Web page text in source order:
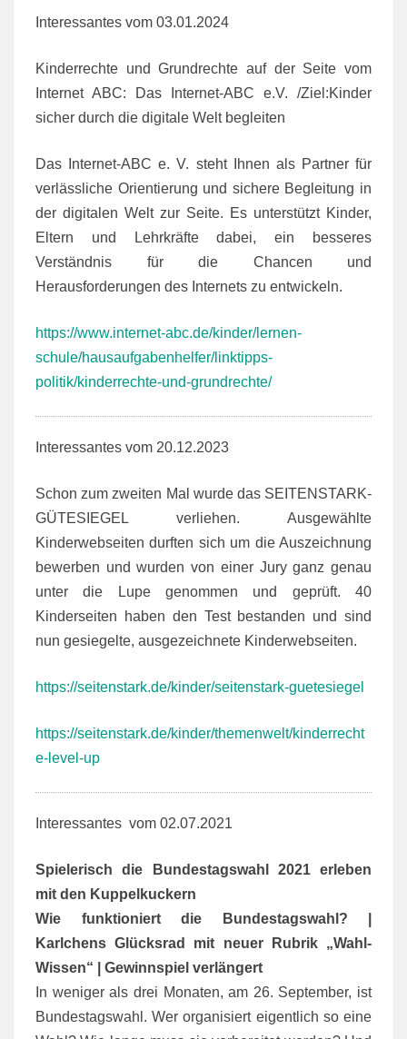
Interessantes vom 03.01.2024
Kinderrechte und Grundrechte auf der Seite vom
Internet ABC: Das Internet-ABC e.V. /Ziel:Kinder
sicher durch die digitale Welt begleiten
Das Internet-ABC e. V. steht Ihnen als Partner für
verlässliche Orientierung und sichere Begleitung in
der digitalen Welt zur Seite. Es unterstützt Kinder,
Eltern und Lehrkräfte dabei, ein besseres
Verständnis für die Chancen und
Herausforderungen des Internets zu entwickeln.
https://www.internet-abc.de/kinder/lernen-
schule/hausaufgabenhelfer/linktipps-
politik/kinderrechte-und-grundrechte/
Interessantes vom 20.12.2023
Schon zum zweiten Mal wurde das SEITENSTARK-
GÜTESIEGEL verliehen. Ausgewählte
Kinderwebseiten durften sich um die Auszeichnung
bewerben und wurden von einer Jury ganz genau
unter die Lupe genommen und geprüft. 40
Kinderseiten haben den Test bestanden und sind
nun gesiegelte, ausgezeichnete Kinderwebseiten.
https://seitenstark.de/kinder/seitenstark-guetesiegel
https://seitenstark.de/kinder/themenwelt/kinderrecht
e-level-up
Interessantes vom 02.07.2021
Spielerisch die Bundestagswahl 2021 erleben
mit den Kuppelkuckern
Wie funktioniert die Bundestagswahl? |
Karlchens Glücksrad mit neuer Rubrik „Wahl-
Wissen“ | Gewinnspiel verlängert
In weniger als drei Monaten, am 26. September, ist
Bundestagswahl. Wer organisiert eigentlich so eine